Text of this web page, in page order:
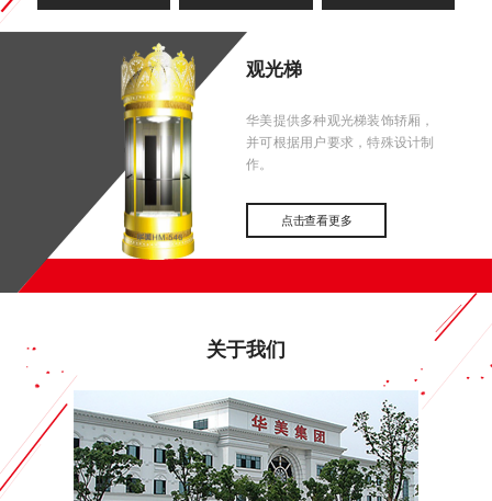
观光梯
华美提供多种观光梯装饰轿厢，
并可根据用户要求，特殊设计制
作。
点击查看更多
关于我们